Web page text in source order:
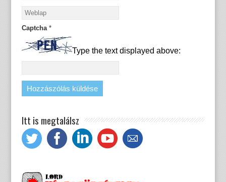
Captcha *
Type the text displayed above:
Itt is megtalálsz